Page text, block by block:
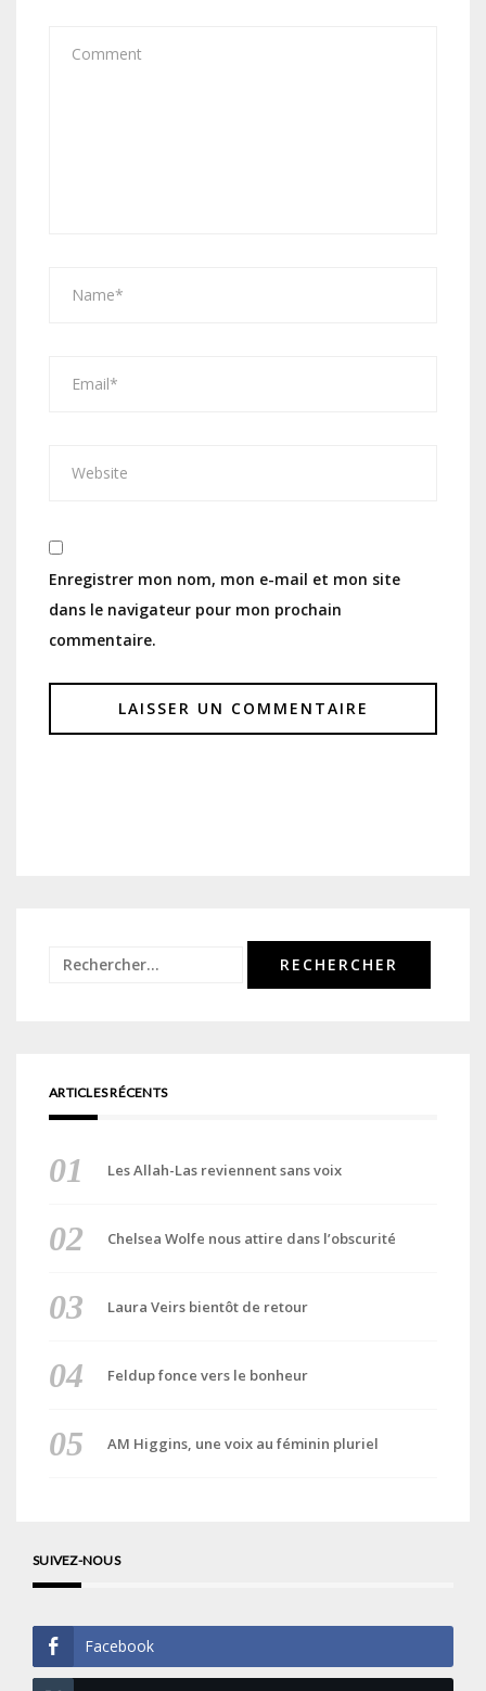
Enregistrer mon nom, mon e-mail et mon site
dans le navigateur pour mon prochain
commentaire.
Rechercher :
ARTICLES RÉCENTS
Les Allah-Las reviennent sans voix
Chelsea Wolfe nous attire dans l’obscurité
Laura Veirs bientôt de retour
Feldup fonce vers le bonheur
AM Higgins, une voix au féminin pluriel
SUIVEZ-NOUS
Facebook